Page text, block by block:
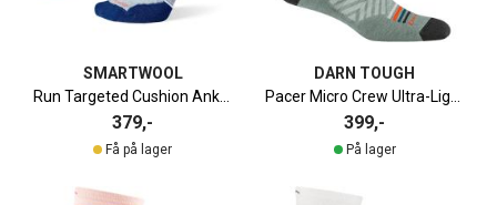
SMARTWOOL
Run Targeted Cushion Ankelsokk Dame
379,-
Få på lager
DARN TOUGH
Pacer Micro Crew Ultra-Lightweight Løpesokk
399,-
På lager